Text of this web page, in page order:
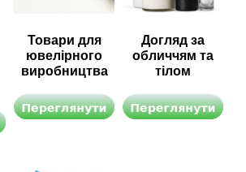
Товари для
ювелірного
виробництва
Догляд за
обличчям та
тілом